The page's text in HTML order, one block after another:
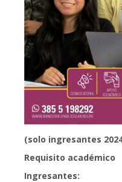
(solo ingresantes
Requisito académico
Ingresantes: